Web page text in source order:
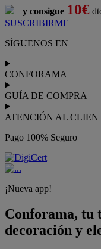
y consigue 10€
SUSCRIBIRME
SÍGUENOS EN
CONFORAMA
GUÍA DE COMPRA
ATENCIÓN AL
Pago 100% Seguro
¡Nueva app!
Conforama, tu
decoración y